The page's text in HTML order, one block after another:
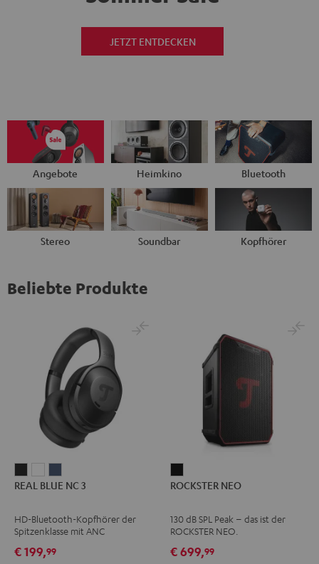
JETZT ENTDECKEN
Angebote Heimkino Bluetooth
Stereo Soundbar Kopfhörer
Beliebte Produkte
BLUE
3
Night
Black
BLUE
3
Pearl
White
BLUE
3
Steel
REAL BLUE NC 3
HD-Bluetooth-Kopfhörer der
Spitzenklasse mit ANC
€ 199,99
NEO
ROCKSTER NEO
130 dB SPL Peak – das ist der
ROCKSTER NEO.
€ 699,99